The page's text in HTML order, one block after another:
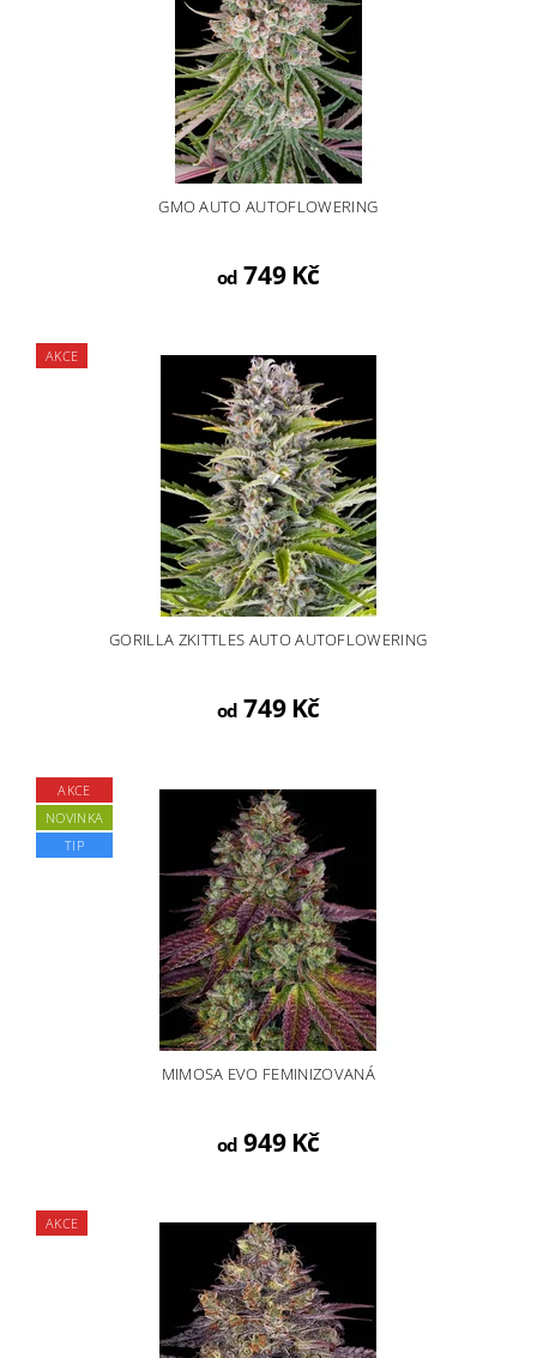
GMO AUTO AUTOFLOWERING
od 749 Kč
AKCE
GORILLA ZKITTLES AUTO AUTOFLOWERING
od 749 Kč
AKCE
NOVINKA
TIP
MIMOSA EVO FEMINIZOVANÁ
od 949 Kč
AKCE